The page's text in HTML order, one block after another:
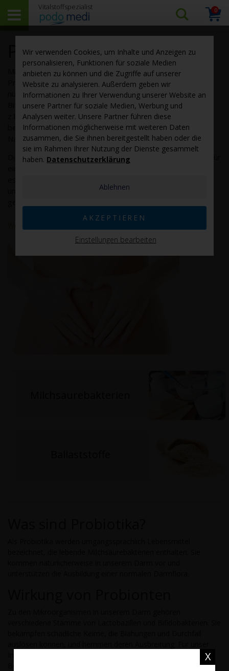
0
Probiotika
Mikroorganismen, die unseren Darmbesiedeln, nennt man
Probiotika oder fachsprachlich Probionten. Es gibt die
nützlichen Milchsäurebakterien Lactobatzille und
Bifidusbaterien. Aber auch die krank machenden Keime wie
z.B. Clostridium difficile oder Stahhylokokken. Bestellen Sie
bei podo medi hochwertige Probiotika als
Nahrungsergänzungsmittel zu günstigen Preisen.
Darmflora, auch Mikrobiom genannt, ist entscheidend für
unser Immunsystem gestört, da ca. 70 % über den Darm
Bedeutung. Immerhin sitzen 88 % unserer Immunzellen im
Wir verwenden Cookies, um Inhalte und Anzeigen zu
personalisieren, Funktionen für soziale Medien
anbieten zu können und die Zugriffe auf unserer
Website zu analysieren. Außerdem geben wir
Informationen zu Ihrer Verwendung unserer Website an
unsere Partner für soziale Medien, Werbung und
Analysen weiter. Unsere Partner führen diese
Informationen möglicherweise mit weiteren Daten
zusammen, die Sie ihnen bereitgestellt haben oder die
sie im Rahmen Ihrer Nutzung der Dienste gesammelt
haben. Datenschutzerklärung
Ablehnen
AKZEPTIEREN
Einstellungen bearbeiten
X